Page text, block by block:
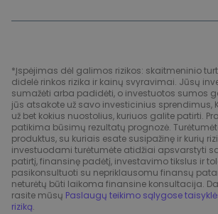
*Įspėjimas dėl galimos rizikos: skaitmeninio
didelė rinkos rizika ir kainų svyravimai. Jūsų
sumažėti arba padidėti, o investuotos sumos
jūs atsakote už savo investicinius sprendimus,
už bet kokius nuostolius, kuriuos galite patirti.
patikima būsimų rezultatų prognozė.
produktus, su kuriais esate susipažinę ir kurių
investuodami turėtumėte atidžiai apsvarstyti
patirtį, finansinę padėtį, investavimo tikslus ir
pasikonsultuoti su nepriklausomu finansų
neturėtų būti laikoma finansine konsultacija.
rasite mūsų Paslaugų teikimo sąlygose
riziką.